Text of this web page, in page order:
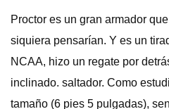
Proctor es un gran armador
siquiera pensarían. Y es un
NCAA, hizo un regate por
inclinado. saltador. Como
tamaño (6 pies 5 pulgadas),